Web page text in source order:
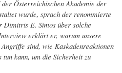
Österreichischen Akademie der
wurde, sprach der renommierte
E. Simos über solche
erklärt er, warum unsere
sind, wie Kaskadenreaktionen
tun kann, um die Sicherheit zu